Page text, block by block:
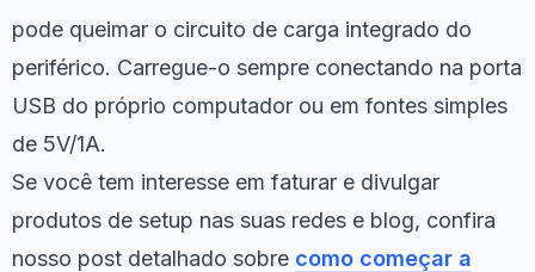
pode queimar o circuito de carga integrado do
periférico. Carregue-o sempre conectando na porta
USB do próprio computador ou em fontes simples
de 5V/1A.
Se você tem interesse em faturar e divulgar
produtos de setup nas suas redes e blog, confira
nosso post detalhado sobre como começar a